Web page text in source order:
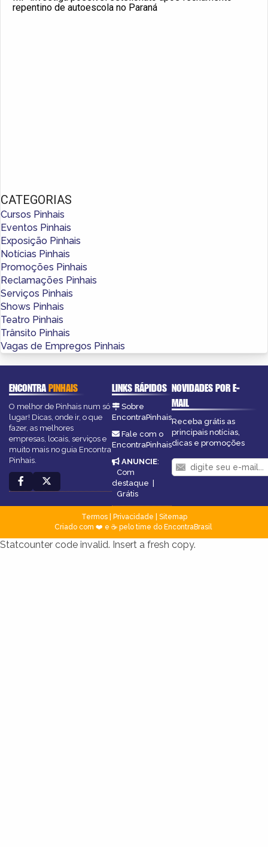
repentino de autoescola no Paraná
CATEGORIAS
Cursos Pinhais
Eventos Pinhais
Exposição Pinhais
Notícias Pinhais
Promoções Pinhais
Reclamações Pinhais
Serviços Pinhais
Shows Pinhais
Teatro Pinhais
Trânsito Pinhais
Vagas de Empregos Pinhais
ENCONTRAPINHAIS
O melhor de Pinhais num só
lugar! Dicas, onde ir, o que
fazer, as melhores
empresas, locais, serviços e
muito mais no guia Encontra
Pinhais.
LINKS RÁPIDOS
Sobre
EncontraPinhais
Fale com o
EncontraPinhais
ANUNCIE:
Com
destaque
Grátis
NOVIDADES POR E-
MAIL
Receba grátis as
principais notícias,
dicas e promoções
Termos| Privacidade
Sitemap
Criado com ❤️ e ☕ pelo time do EncontraBrasil
Statcounter code invalid. Insert a fresh copy.